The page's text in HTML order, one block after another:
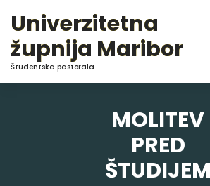
Content
Univerzitetna
župnija Maribor
Študentska pastorala
MOLITEV
PRED
ŠTUDIJEM